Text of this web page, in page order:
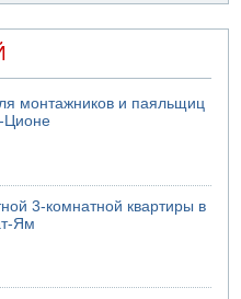
монтажников и паяльщиц
Ционе
3-комнатной квартиры в
Ям